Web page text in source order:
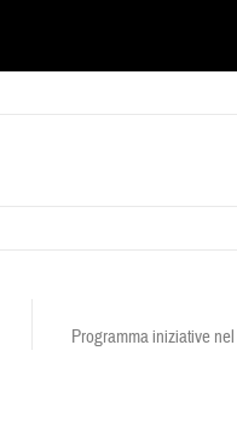
Programma iniziative